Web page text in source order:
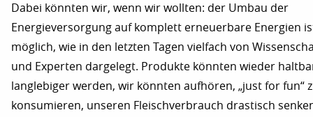
Dabei könnten wir, wenn wir wollten: der Umbau der
Energieversorgung auf komplett erneuerbare Energien
möglich, wie in den letzten Tagen vielfach von
und Experten dargelegt. Produkte könnten wieder
langlebiger werden, wir könnten aufhören, „just for fun“
konsumieren, unseren Fleischverbrauch drastisch